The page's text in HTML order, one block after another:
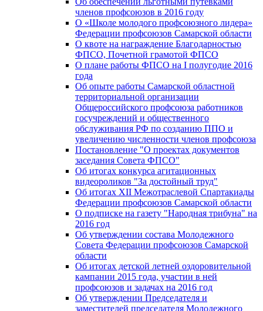
членов профсоюзов в 2016 году
О «Школе молодого профсоюзного лидера»
Федерации профсоюзов Самарской области
О квоте на награждение Благодарностью
ФПСО, Почетной грамотой ФПСО
О плане работы ФПСО на I полугодие 2016
года
Об опыте работы Самарской областной
территориальной организации
Общероссийского профсоюза работников
госучреждений и общественного
обслуживания РФ по созданию ППО и
увеличению численности членов профсоюза
Постановление "О проектах документов
заседания Совета ФПСО"
Об итогах конкурса агитационных
видеороликов "За достойный труд"
Об итогах XII Межотраслевой Спартакиады
Федерации профсоюзов Самарской области
О подписке на газету "Народная трибуна" на
2016 год
Об утверждении состава Молодежного
Совета Федерации профсоюзов Самарской
области
Об итогах детской летней оздоровительной
кампании 2015 года, участии в ней
профсоюзов и задачах на 2016 год
Об утверждении Председателя и
заместителей председателя Молодежного